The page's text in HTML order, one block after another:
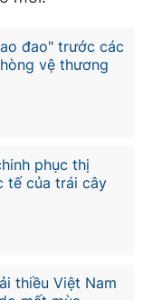
đao" trước các
vệ thương
phục thị
tế của trái cây
thiều Việt Nam